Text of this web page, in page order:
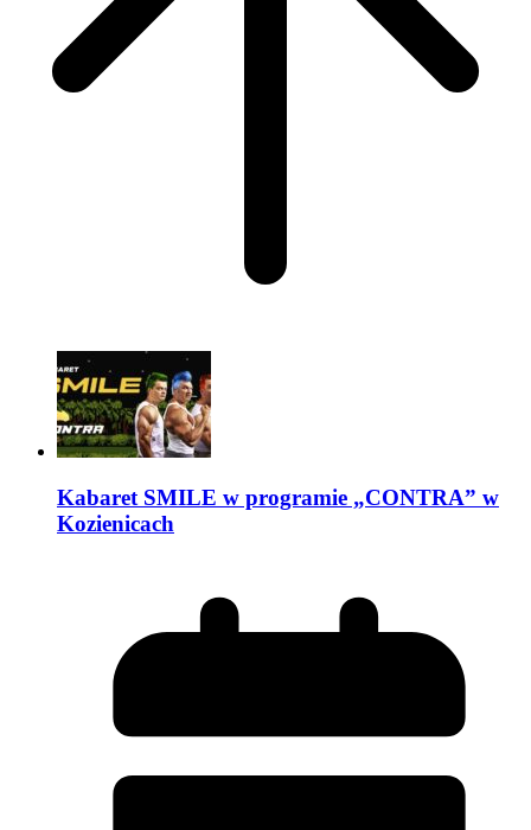
Kabaret SMILE w programie „CONTRA” w
Kozienicach